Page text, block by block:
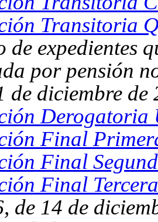
Transitoria
de expedientes
por pensión
de diciembre
Derogatoria
Final
Final
Final
de 14 de